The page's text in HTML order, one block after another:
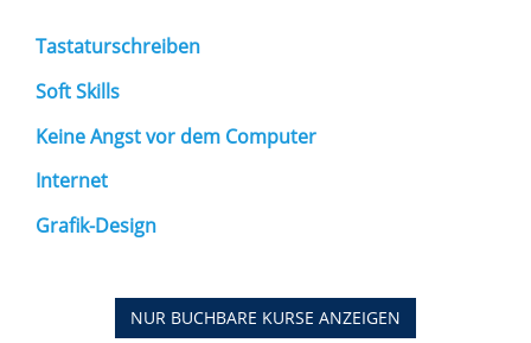
Tastaturschreiben
Soft Skills
Keine Angst vor dem Computer
Internet
Grafik-Design
NUR BUCHBARE KURSE ANZEIGEN